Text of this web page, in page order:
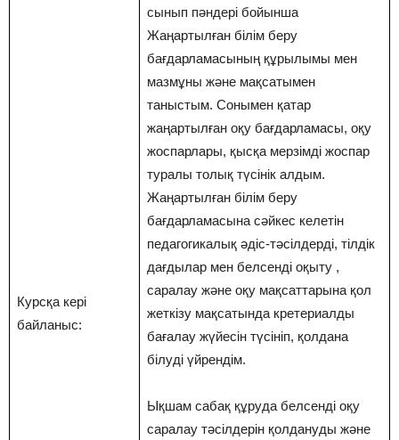
Курсқа кері
байланыс:
сынып пәндері бойынша
Жаңартылған білім беру
бағдарламасының құрылымы мен
мазмұны және мақсатымен
таныстым. Сонымен қатар
жаңартылған оқу бағдарламасы, оқу
жоспарлары, қысқа мерзімді жоспар
туралы толық түсінік алдым.
Жаңартылған білім беру
бағдарламасына сәйкес келетін
педагогикалық әдіс-тәсілдерді, тілдік
дағдылар мен белсенді оқыту ,
саралау және оқу мақсаттарына қол
жеткізу мақсатында кретериалды
бағалау жүйесін түсініп, қолдана
білуді үйрендім.
Ықшам сабақ құруда белсенді оқу
саралау тәсілдерін қолдануды және